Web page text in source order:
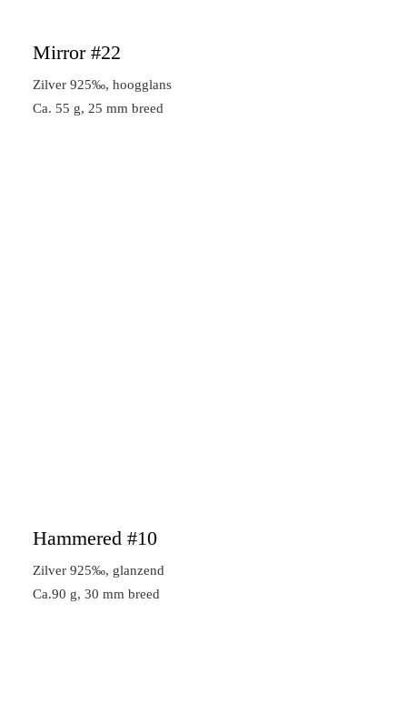
Mirror #22
Zilver 925‰, hoogglans
Ca. 55 g, 25 mm breed
Hammered #10
Zilver 925‰, glanzend
Ca.90 g, 30 mm breed